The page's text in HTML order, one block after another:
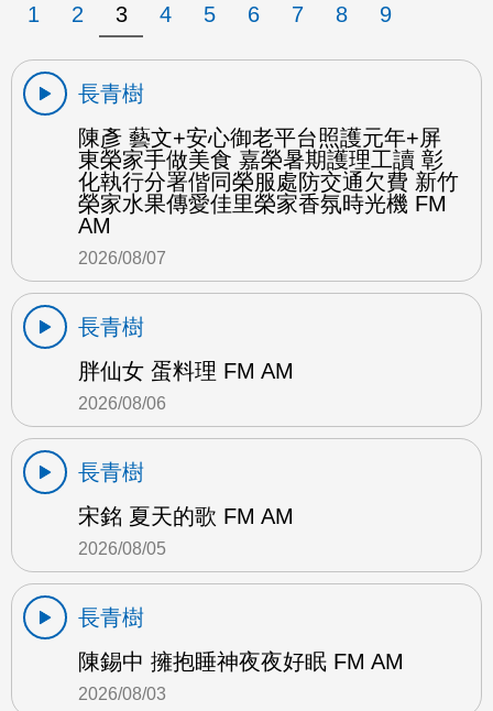
1 2 3 4 5 6 7 8 9
長青樹
陳彥 藝文+安心御老平台照護元年+屏
東榮家手做美食 嘉榮暑期護理工讀 彰
化執行分署偕同榮服處防交通欠費 新竹
榮家水果傳愛佳里榮家香氛時光機 FM
AM
2026/08/07
長青樹
胖仙女 蛋料理 FM AM
2026/08/06
長青樹
宋銘 夏天的歌 FM AM
2026/08/05
長青樹
陳錫中 擁抱睡神夜夜好眠 FM AM
2026/08/03